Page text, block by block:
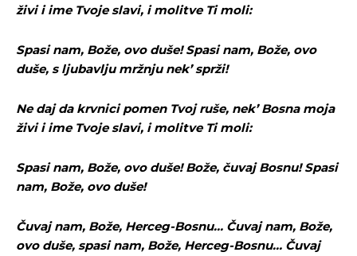
Ovim putem želimo da vam se zahvalimo što ste
Objavi.ba
[wpuf_form id=”7463”]
Ovim putem želimo da vam se zahvalimo što ste
Objavi.ba
[wpuf_form id=”7463”]
živi i ime Tvoje slavi, i molitve Ti moli:
Spasi nam, Bože, ovo duše! Spasi nam, Bože, ovo
duše, s ljubavlju mržnju nek’ sprži!
Ne daj da krvnici pomen Tvoj ruše, nek’ Bosna moja
živi i ime Tvoje slavi, i molitve Ti moli:
Spasi nam, Bože, ovo duše! Bože, čuvaj Bosnu! Spasi
nam, Bože, ovo duše!
Čuvaj nam, Bože, Herceg-Bosnu… Čuvaj nam, Bože,
ovo duše, spasi nam, Bože, Herceg-Bosnu… Čuvaj